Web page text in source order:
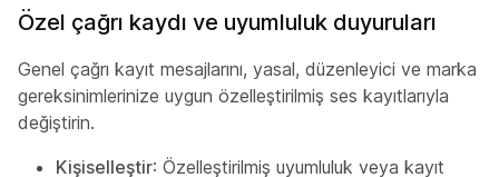
Özel çağrı kaydı ve uyumluluk duyuruları
Genel çağrı kayıt mesajlarını, yasal, düzenleyici ve marka
gereksinimlerinize uygun özelleştirilmiş ses kayıtlarıyla
değiştirin.
Kişiselleştir: Özelleştirilmiş uyumluluk veya kayıt